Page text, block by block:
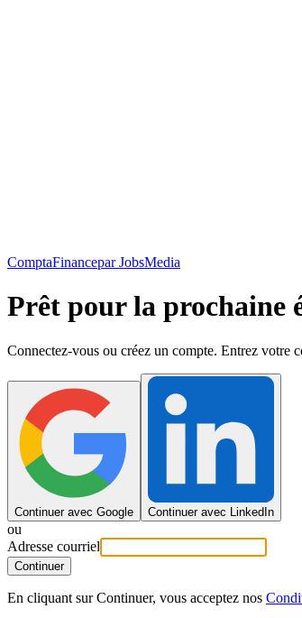
ComptaFinancepar JobsMedia
Prêt pour la prochaine
Connectez-vous ou créez un compte. Entrez votre
Continuer avec Google Continuer avec LinkedIn
ou
Adresse courriel
Continuer
En cliquant sur Continuer, vous acceptez nos